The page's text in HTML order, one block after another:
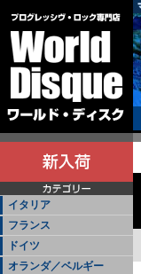
イタリア
フランス
ドイツ
オランダ／ベルギー